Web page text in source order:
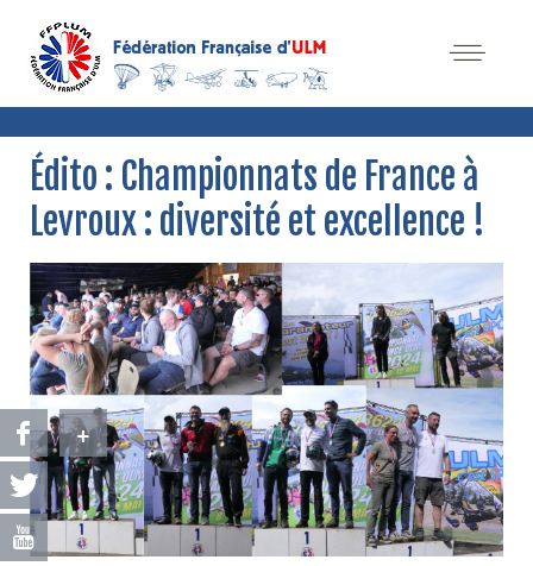
Édito : Championnats de France à
Levroux : diversité et excellence !
+